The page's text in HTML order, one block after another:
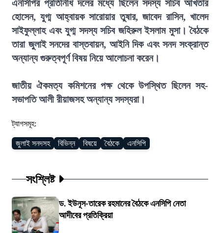
এনসিপির প্রতিনিধি দলের মধ্যে ছিলেন সদস্য সচিব আখতার
হোসেন, যুগ্ম আহ্বায়ক সারোয়ার তুষার, জাবেদ রাসিন, খালেদ
সাইফুল্লাহ এবং যুগ্ম সদস্য সচিব জহিরুল ইসলাম মুসা। বৈঠকে
তারা জুলাই সনদের বাস্তবায়ন, আইনি দিক এবং সনদ সংক্রান্ত
অন্যান্য গুরুত্বপূর্ণ বিষয় নিয়ে আলোচনা করেন।
জাতীয় ঐকমত্য কমিশনের পক্ষ থেকে উপস্থিত ছিলেন সহ-
সভাপতি আলী রীয়াজসহ অন্যান্য সদস্যরা।
ট্যাগসমূহ:
জুলাই সনদসহ বিভিন্ন বিষয়ে বৈঠকে এনসিপি
সংশ্লিষ্ট
ড. ইউনূস-তারেক রহমানের বৈঠকে এনসিপি নেতা
আদীবের প্রতিক্রিয়া